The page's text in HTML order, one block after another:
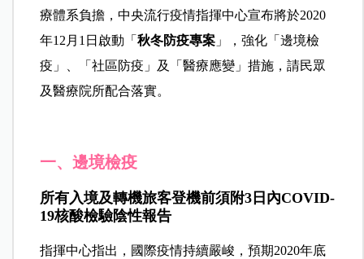
療體系負擔，中央流行疫情指揮中心宣布將於2020
年12月1日啟動「秋冬防疫專案 」，強化「邊境檢
疫」、「社區防疫」及「醫療應變」措施，請民眾
及醫療院所配合落實。
一、邊境檢疫
所有入境及轉機旅客登機前須附3日內COVID-
19核酸檢驗陰性報告
指揮中心指出，國際疫情持續嚴峻，預期2020年底